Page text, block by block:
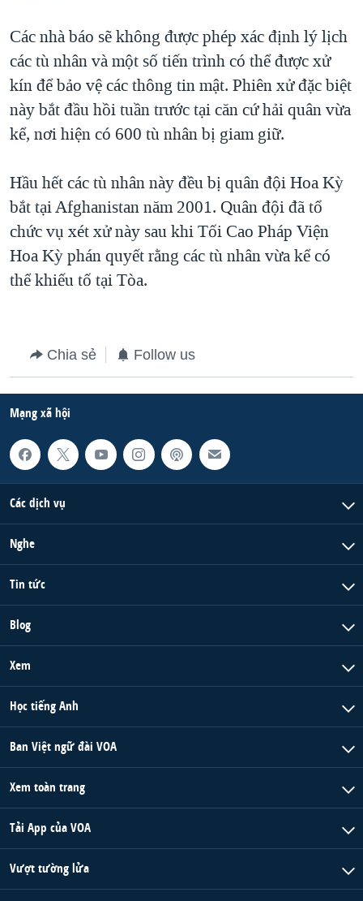
GIÁO DỤC
CÁC GIÁ TRỊ CỘNG HÒA Ở VIỆT NAM
THƯỢNG ĐỈNH TRUMP-KIM TẠI VIỆT NAM
TRỊNH VĨNH BÌNH VS. CHÍNH PHỦ VIỆT NAM
NGƯ DÂN VIỆT VÀ LÀN SÓNG TRỘM HẢI SÂM
Các nhà báo sẽ không được phép xác định lý lịch
các tù nhân và một số tiến trình có thể được xử
kín để bảo vệ các thông tin mật. Phiên xử đặc biệt
này bắt đầu hồi tuần trước tại căn cứ hải quân vừa
kể, nơi hiện có 600 tù nhân bị giam giữ.
Hầu hết các tù nhân này đều bị quân đội Hoa Kỳ
bắt tại Afghanistan năm 2001. Quân đội đã tổ
chức vụ xét xử này sau khi Tối Cao Pháp Viện
Hoa Kỳ phán quyết rằng các tù nhân vừa kể có
thể khiếu tố tại Tòa.
Chia sẻ Follow us
Mạng xã hội
Các dịch vụ
Nghe
Tin tức
Blog
Xem
Học tiếng Anh
Ban Việt ngữ đài VOA
Xem toàn trang
Tải App của VOA
Vượt tường lửa